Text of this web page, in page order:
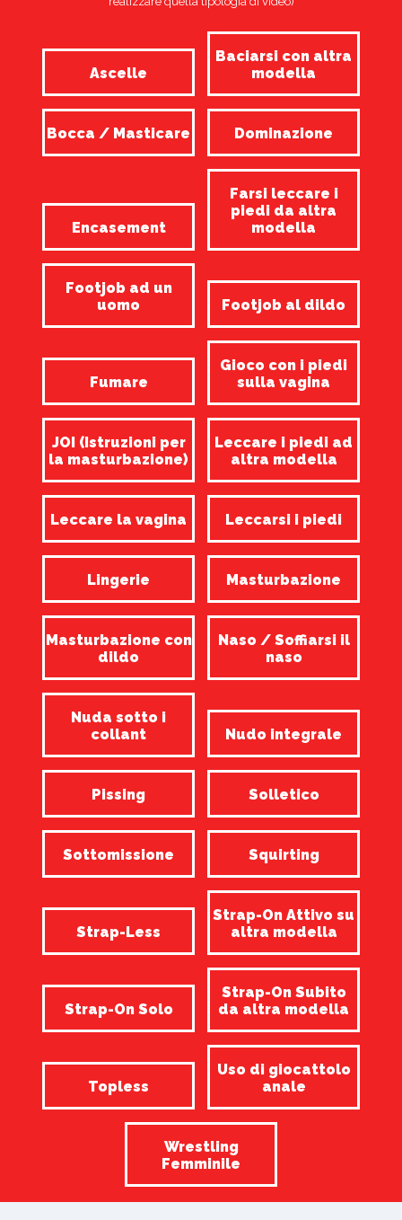
Ascelle
Baciarsi con altra
modella
Bocca / Masticare Dominazione
Encasement
Farsi leccare i
piedi da altra
modella
Footjob ad un
uomo
Footjob al dildo
Fumare
Gioco con i piedi
sulla vagina
JOI (Istruzioni per
la masturbazione)
Leccare i piedi ad
altra modella
Leccare la vagina Leccarsi i piedi
Lingerie Masturbazione
Masturbazione con
dildo
Naso / Soffiarsi il
naso
Nuda sotto i
collant
Nudo integrale
Pissing Solletico
Sottomissione Squirting
Strap-Less
Strap-On Attivo su
altra modella
Strap-On Solo
Strap-On Subito
da altra modella
Topless
Uso di giocattolo
anale
Wrestling
Femminile